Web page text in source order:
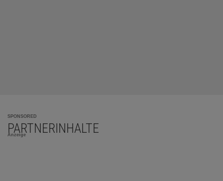
SPONSORED
PARTNERINHALTE
Anzeige